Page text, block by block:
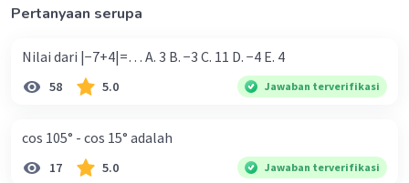
Pertanyaan serupa
Nilai dari |−7+4|=… A. 3 B. −3 C. 11 D. −4 E. 4
58 5.0 Jawaban terverifikasi
cos 105° - cos 15° adalah
17 5.0 Jawaban terverifikasi